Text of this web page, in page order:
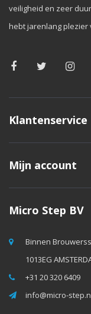
veiligheid en zeer
hebt jarenlang plezier
Klantenservice
Mijn account
Micro Step BV
Binnen
1013EG
+31 20 320 6409
info@micro-